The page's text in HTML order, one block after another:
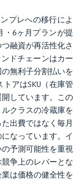
プレへの移行によ
・6ヶ月プランが提
融資が再活性化さ
ドチェーンはカー
無利子分割払いを
アはSKU（在庫管
しています。この
クラスの冷蔵庫を
出費ではなく毎月
なっています。イ
予測可能性を重視
争上のレバーとな
は価格の健全性を